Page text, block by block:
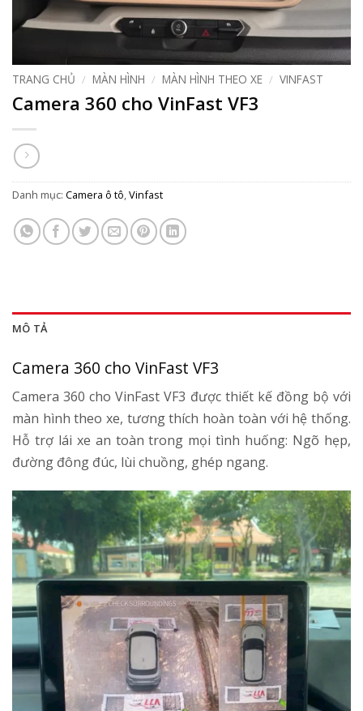
TRANG CHỦ / MÀN HÌNH / MÀN HÌNH THEO XE / VINFAST
Camera 360 cho VinFast VF3
Danh mục: Camera ô tô,Vinfast
MÔ TẢ
Camera 360 cho VinFast VF3
Camera 360 cho VinFast VF3 được thiết kế đồng bộ với
màn hình theo xe, tương thích hoàn toàn với hệ thống.
Hỗ trợ lái xe an toàn trong mọi tình huống: Ngõ hẹp,
đường đông đúc, lùi chuồng, ghép ngang.